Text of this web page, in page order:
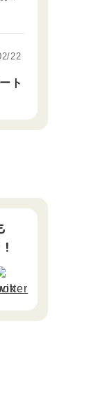
22
ト